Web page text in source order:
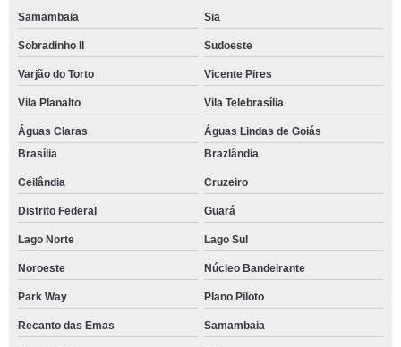
Samambaia Sia
Sobradinho II Sudoeste
Varjão do Torto Vicente Pires
Vila Planalto Vila Telebrasília
Águas Claras
Águas Lindas de Goiás
Brasília
Brazlândia
Ceilândia Cruzeiro
Distrito Federal Guará
Lago Norte Lago Sul
Noroeste Núcleo Bandeirante
Park Way Plano Piloto
Recanto das Emas Samambaia